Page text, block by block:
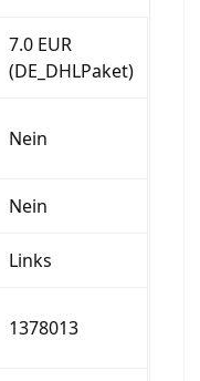
7.0 EUR
(DE_DHLPaket)
Nein
Nein
Links
1378013